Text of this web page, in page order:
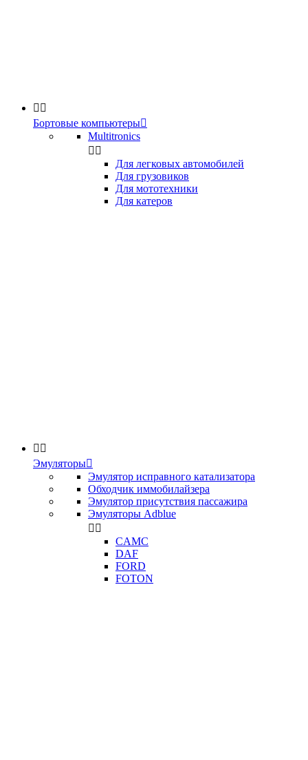
 
Бортовые компьютеры
Multitronics
 
Для легковых автомобилей
Для грузовиков
Для мототехники
Для катеров
 
Эмуляторы
Эмулятор исправного катализатора
Обходчик иммобилайзера
Эмулятор присутствия пассажира
Эмуляторы Adblue
 
CAMC
DAF
FORD
FOTON